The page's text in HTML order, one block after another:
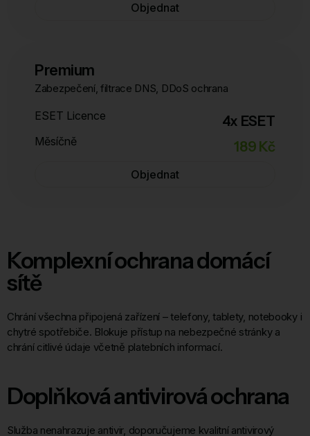
Objednat
Premium
Zabezpečení, filtrace DNS, DDoS ochrana
ESET Licence 4x ESET
Měsíčně 189 Kč
Objednat
Komplexní ochrana domácí
sítě
Chrání všechna připojená zařízení – telefony, tablety, notebooky i
chytré spotřebiče. Blokuje přístup na nebezpečné stránky a
chrání citlivé údaje včetně platebních informací.
Doplňková antivirová ochrana
Služba nenahrazuje antivir, doporučujeme kvalitní antivirový